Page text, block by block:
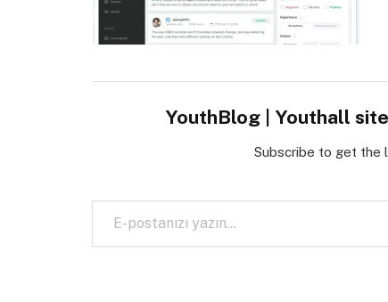
YouthBlog | Youthall
Subscribe to get the
E-postanızı yazın…